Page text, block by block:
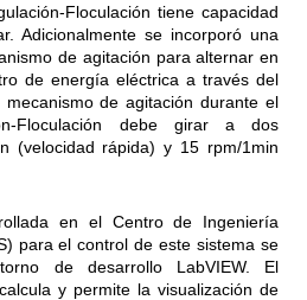
Floculación tiene capacidad
Adicionalmente se incorporó una
de agitación para alternar en
de energía eléctrica a través del
de agitación durante el
Floculación debe girar a dos
(velocidad rápida) y 15 rpm/1min
en el Centro de Ingeniería
para el control de este sistema se
de desarrollo LabVIEW. El
y permite la visualización de